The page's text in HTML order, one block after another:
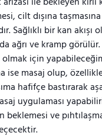
cilt dışına
Sağlıklı bir kan akışı
ağrı ve kramp görülür.
olmak için
ise masaj olup,
hafifçe bastırarak
uygulaması
beklemesi ve